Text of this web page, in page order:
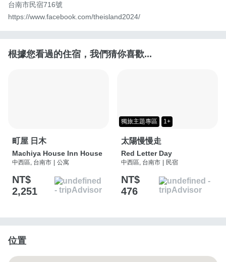
台南市民宿716號
https://www.facebook.com/theisland2024/
根據您看過的住宿，我們猜你喜歡...
町屋 日木
Machiya House Inn House
中西區, 台南市 公寓
NT$
2,251
獨旅主題專區 1+
太陽慢慢走
Red Letter Day
中西區, 台南市 民宿
NT$
476
位置